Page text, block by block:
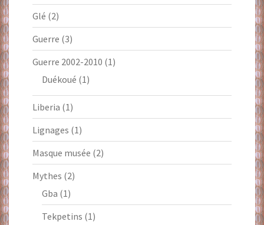
Glé (2)
Guerre (3)
Guerre 2002-2010 (1)
Duékoué (1)
Liberia (1)
Lignages (1)
Masque musée (2)
Mythes (2)
Gba (1)
Tekpetins (1)